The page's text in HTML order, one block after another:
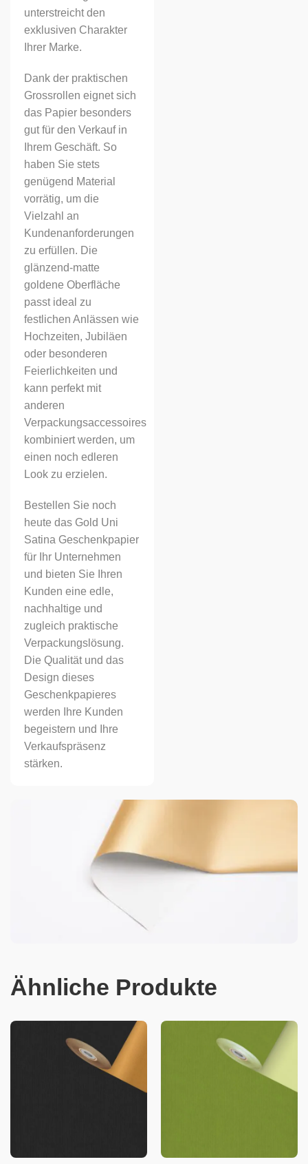
unterstreicht den
exklusiven Charakter
Ihrer Marke.
Dank der praktischen
Grossrollen eignet sich
das Papier besonders
gut für den Verkauf in
Ihrem Geschäft. So
haben Sie stets
genügend Material
vorrätig, um die
Vielzahl an
Kundenanforderungen
zu erfüllen. Die
glänzend-matte
goldene Oberfläche
passt ideal zu
festlichen Anlässen wie
Hochzeiten, Jubiläen
oder besonderen
Feierlichkeiten und
kann perfekt mit
anderen
Verpackungsaccessoires
kombiniert werden, um
einen noch edleren
Look zu erzielen.
Bestellen Sie noch
heute das Gold Uni
Satina Geschenkpapier
für Ihr Unternehmen
und bieten Sie Ihren
Kunden eine edle,
nachhaltige und
zugleich praktische
Verpackungslösung.
Die Qualität und das
Design dieses
Geschenkpapieres
werden Ihre Kunden
begeistern und Ihre
Verkaufspräsenz
stärken.
Ähnliche Produkte